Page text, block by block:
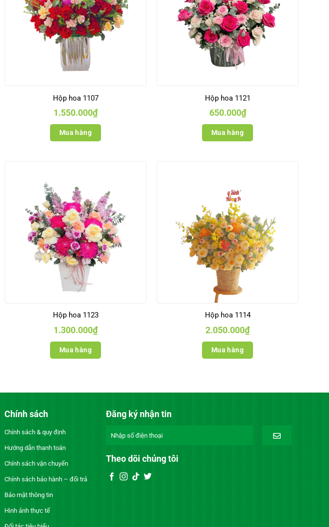
Hộp hoa 1107
1.550.000₫
Mua hàng
Hộp hoa 1121
650.000₫
Mua hàng
Hộp hoa 1123
1.300.000₫
Mua hàng
Hộp hoa 1114
2.050.000₫
Mua hàng
Chính sách
Chính sách & quy định
Hướng dẫn thanh toán
Chính sách vận chuyển
Chính sách bảo hành – đổi trả
Bảo mật thông tin
Hình ảnh thực tế
Đăng ký nhận tin
Theo dõi chúng tôi